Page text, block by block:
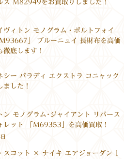
ズ M82949をお買取りしました！
ヴィトン モノグラム・ポルトフォイ
」 ブルーニュイ 長財布を高価
徹底します！
シー パラディ エクストラ コニャック
ました！
ン モノグラム･ジャイアント リバース
レット 「M69353」を高価買取！
スコット × ナイキ エアジョーダン 1